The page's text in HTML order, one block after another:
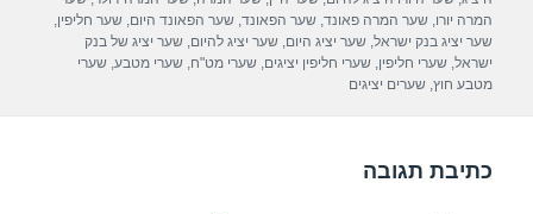
b
o
o
המרה יורו,שער המרה פאונד,שער הפאונד,שער הפאונד היום,שער חליפין,
שער יציג בנק ישראל,שער יציג היום,שער יציג להיום,שער יציג של בנק
ישראל,שערי חליפין,שערי חליפין יציגים,שערי מט"ח,שערי מטבע,שערי
מטבע חוץ,שערים יציגים
כתיבת תגובה